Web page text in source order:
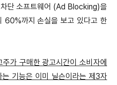
단 소프트웨어 (Ad Blocking)을
60%까지 손실을 보고 있다고 한
가 구매한 광고시간이 소비자에
기능은 이미 닐슨이라는 제3자